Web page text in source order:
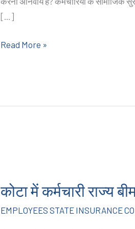
[…]
9587503627
Read More »
कोटा में कर्मचारी
EMPLOYEES STATE INSURANCE
कर्मचारी
राज्य